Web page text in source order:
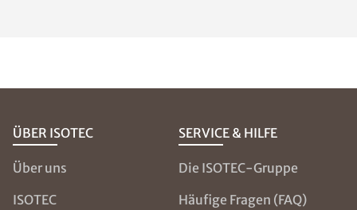
ÜBER ISOTEC
Über uns
ISOTEC
SERVICE & HILFE
Die ISOTEC-Gruppe
Häufige Fragen (FAQ)